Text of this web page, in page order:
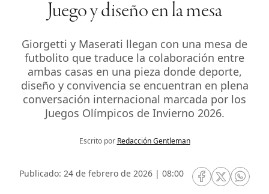
Juego y diseño en la mesa
Giorgetti y Maserati llegan con una mesa de
futbolito que traduce la colaboración entre
ambas casas en una pieza donde deporte,
diseño y convivencia se encuentran en plena
conversación internacional marcada por los
Juegos Olímpicos de Invierno 2026.
Escrito por Redacción Gentleman
Publicado: 24 de febrero de 2026 | 08:00
RRSS Facebook
RRSSRRSS